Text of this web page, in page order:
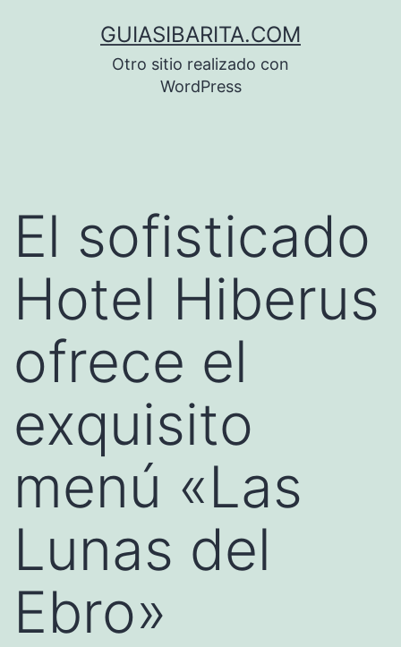
GUIASIBARITA.COM
Otro sitio realizado con
WordPress
El sofisticado
Hotel Hiberus
ofrece el
exquisito
menú «Las
Lunas del
Ebro»